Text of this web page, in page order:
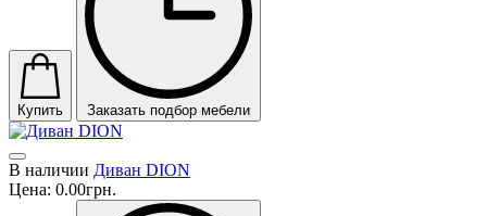
Купить Заказать подбор мебели
В наличии Диван DION
Цена: 0.00грн.